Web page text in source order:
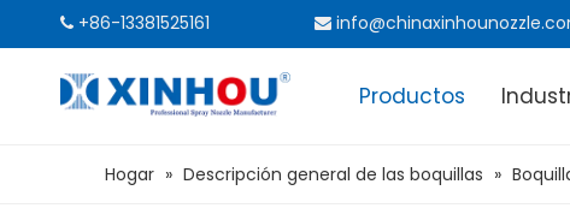
 +86-13381525161 
Productos
Hogar » Descripción general de las boquillas »